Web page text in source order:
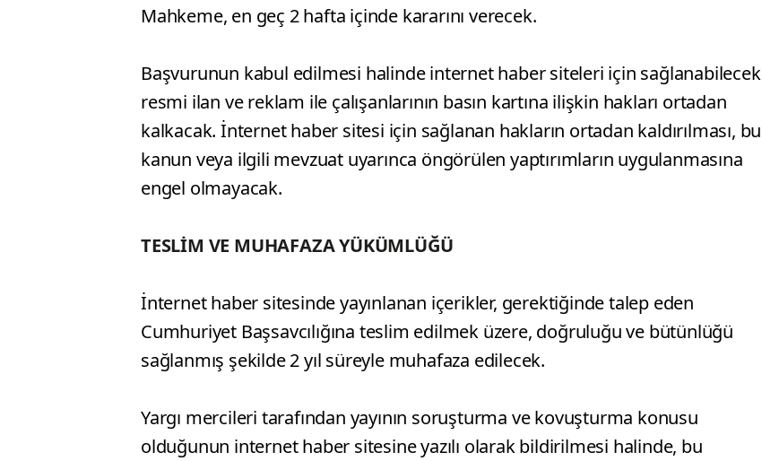
Mahkeme, en geç 2 hafta içinde kararını verecek.
Başvurunun kabul edilmesi halinde internet haber siteleri için sağlanabilecek
resmi ilan ve reklam ile çalışanlarının basın kartına ilişkin hakları ortadan
kalkacak. İnternet haber sitesi için sağlanan hakların ortadan kaldırılması, bu
kanun veya ilgili mevzuat uyarınca öngörülen yaptırımların uygulanmasına
engel olmayacak.
TESLİM VE MUHAFAZA YÜKÜMLÜĞÜ
İnternet haber sitesinde yayınlanan içerikler, gerektiğinde talep eden
Cumhuriyet Başsavcılığına teslim edilmek üzere, doğruluğu ve bütünlüğü
sağlanmış şekilde 2 yıl süreyle muhafaza edilecek.
Yargı mercileri tarafından yayının soruşturma ve kovuşturma konusu
olduğunun internet haber sitesine yazılı olarak bildirilmesi halinde, bu